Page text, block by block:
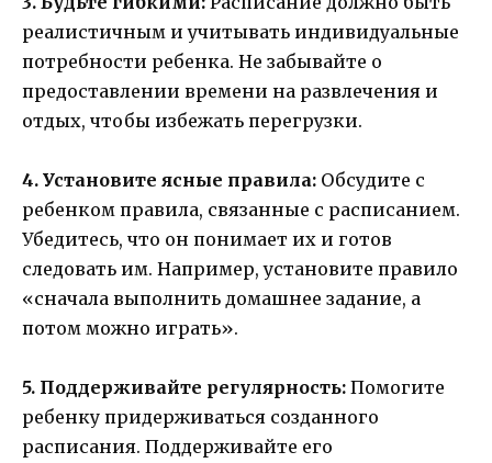
реалистичным и учитывать индивидуальные
потребности ребенка. Не забывайте о
предоставлении времени на развлечения и
отдых, чтобы избежать перегрузки.
4. Установите ясные правила: Обсудите с
ребенком правила, связанные с расписанием.
Убедитесь, что он понимает их и готов
следовать им. Например, установите правило
«сначала выполнить домашнее задание, а
потом можно играть».
5. Поддерживайте регулярность: Помогите
ребенку придерживаться созданного
расписания. Поддерживайте его